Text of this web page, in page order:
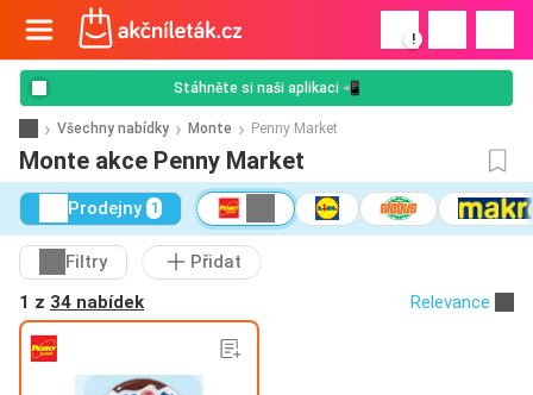
!
Stáhněte si naši aplikaci 📲
Všechny nabídky Monte Penny Market
Monte akce Penny Market
Prodejny 1
Filtry
Přidat
1 z 34 nabídek Relevance